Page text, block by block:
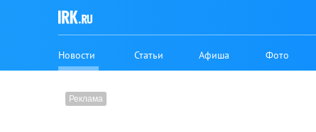
Новости Статьи Афиша Фото